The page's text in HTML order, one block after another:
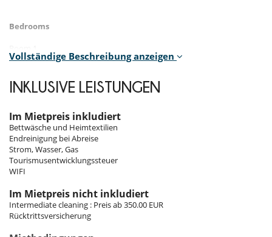
Bedrooms
Room, view of the mountains. This bedroom has 1 double bed King
also TV, private balcony, hair dryer.
Room, Ground level. This bedroom has 1 double bed King size.
Bathroom private, with shower. This bedroom includes also TV, hair
dryer.
Room 3
Room, Lower floor. This bedroom has 1 double bed King size.
TV.
Room 4
Room, Lower floor. This bedroom has 2 twin beds configurable as a
double bed. Bathroom private, with shower. This bedroom includes
Vollständige Beschreibung anzeigen
INKLUSIVE LEISTUNGEN
Im Mietpreis inkludiert
Bettwäsche und Heimtextilien
Endreinigung bei Abreise
Strom, Wasser, Gas
Tourismusentwicklungssteuer
WIFI
Im Mietpreis nicht inkludiert
Intermediate cleaning : Preis ab 350.00 EUR
Rücktrittsversicherung